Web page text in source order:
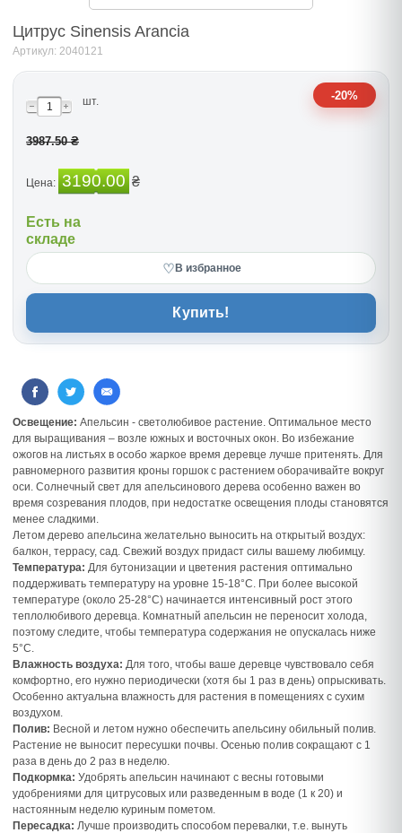
Цитрус Sinensis Arancia
Артикул: 2040121
-20%
шт.
3987.50 ₴
Цена: 3190.00 ₴
Есть на
складе
♡ В избранное
Купить!
Освещение: Апельсин - светолюбивое растение. Оптимальное место
для выращивания – возле южных и восточных окон. Во избежание
ожогов на листьях в особо жаркое время деревце лучше притенять. Для
равномерного развития кроны горшок с растением оборачивайте вокруг
оси. Солнечный свет для апельсинового дерева особенно важен во
время созревания плодов, при недостатке освещения плоды становятся
менее сладкими.
Летом дерево апельсина желательно выносить на открытый воздух:
балкон, террасу, сад. Свежий воздух придаст силы вашему любимцу.
Температура: Для бутонизации и цветения растения оптимально
поддерживать температуру на уровне 15-18°C. При более высокой
температуре (около 25-28°C) начинается интенсивный рост этого
теплолюбивого деревца. Комнатный апельсин не переносит холода,
поэтому следите, чтобы температура содержания не опускалась ниже
5°C.
Влажность воздуха: Для того, чтобы ваше деревце чувствовало себя
комфортно, его нужно периодически (хотя бы 1 раз в день) опрыскивать.
Особенно актуальна влажность для растения в помещениях с сухим
воздухом.
Полив: Весной и летом нужно обеспечить апельсину обильный полив.
Растение не выносит пересушки почвы. Осенью полив сокращают с 1
раза в день до 2 раз в неделю.
Подкормка: Удобрять апельсин начинают с весны готовыми
удобрениями для цитрусовых или разведенным в воде (1 к 20) и
настоянным неделю куриным пометом.
Пересадка: Лучше производить способом перевалки, т.е. вынуть